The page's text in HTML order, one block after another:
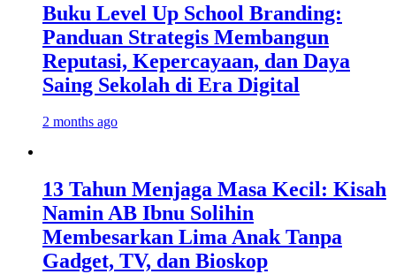
Buku Level Up School Branding:
Panduan Strategis Membangun
Reputasi, Kepercayaan, dan Daya
Saing Sekolah di Era Digital
2 months ago
13 Tahun Menjaga Masa Kecil: Kisah
Namin AB Ibnu Solihin
Membesarkan Lima Anak Tanpa
Gadget, TV, dan Bioskop